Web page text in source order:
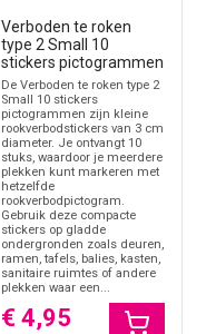
Verboden te roken
type 2 Small 10
stickers pictogrammen
De Verboden te roken type 2
Small 10 stickers
pictogrammen zijn kleine
rookverbodstickers van 3 cm
diameter. Je ontvangt 10
stuks, waardoor je meerdere
plekken kunt markeren met
hetzelfde
rookverbodpictogram.
Gebruik deze compacte
stickers op gladde
ondergronden zoals deuren,
ramen, tafels, balies, kasten,
sanitaire ruimtes of andere
plekken waar een...
€ 4,95